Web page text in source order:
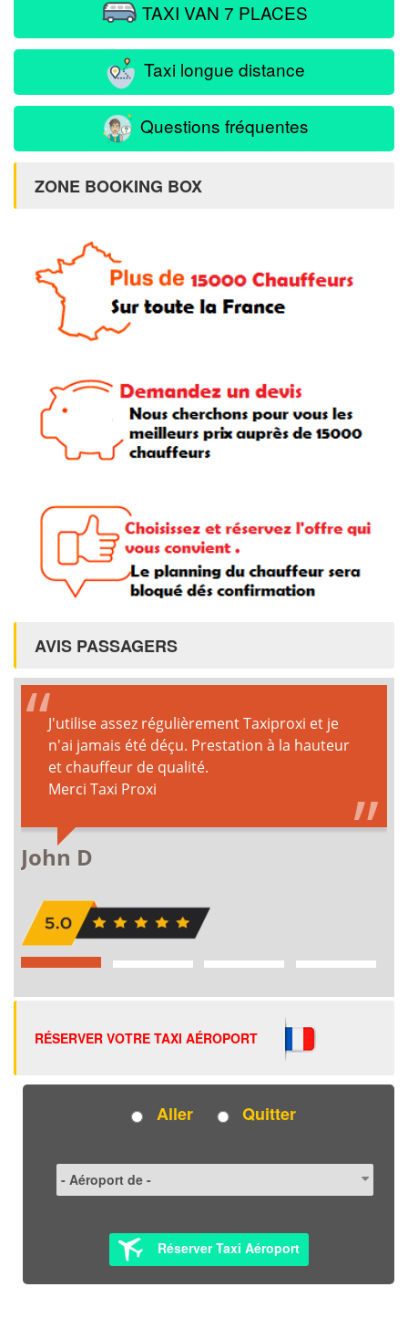
TAXI VAN 7 PLACES
Taxi longue distance
Questions fréquentes
ZONE BOOKING BOX
AVIS PASSAGERS
RÉSERVER VOTRE TAXI AÉROPORT
Aller Quitter
Réserver Taxi Aéroport